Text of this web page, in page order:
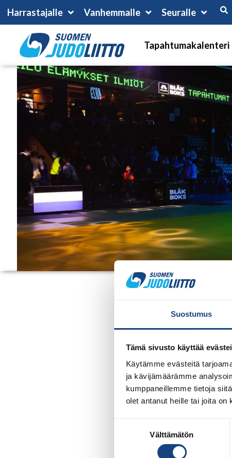
Suostumus
Tämä sivusto käyttää
Käytämme evästeitä
ja kävijämäärämme
kumppaneillemme tietoja
olet antanut heille tai joita on
Välttämätön
Harrastajalle Vanhemmalle Seuralle
Tapahtumakalenteri
PM-kilpailujen jälkeen
viimeisen vuoden U15-ikäisistä
Judo 10.00 – 12.00
Judo 14.30 – 16.30